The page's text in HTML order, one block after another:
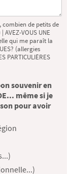
combien de petits de
VOUS UNE
qui me paraît la
(allergies
PARTICULIÈRES
souvenir en
même si je
pour avoir